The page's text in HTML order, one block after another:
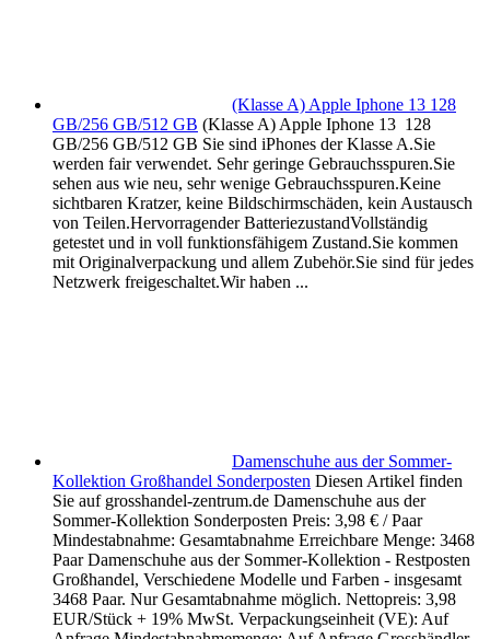
(Klasse A) Apple Iphone 13 128
GB/256 GB/512 GB (Klasse A) Apple Iphone 13 128
GB/256 GB/512 GB Sie sind iPhones der Klasse A.Sie
werden fair verwendet. Sehr geringe Gebrauchsspuren.Sie
sehen aus wie neu, sehr wenige Gebrauchsspuren.Keine
sichtbaren Kratzer, keine Bildschirmschäden, kein Austausch
von Teilen.Hervorragender BatteriezustandVollständig
getestet und in voll funktionsfähigem Zustand.Sie kommen
mit Originalverpackung und allem Zubehör.Sie sind für jedes
Netzwerk freigeschaltet.Wir haben ...
Damenschuhe aus der Sommer-
Kollektion Großhandel Sonderposten Diesen Artikel finden
Sie auf grosshandel-zentrum.de Damenschuhe aus der
Sommer-Kollektion Sonderposten Preis: 3,98 € / Paar
Mindestabnahme: Gesamtabnahme Erreichbare Menge: 3468
Paar Damenschuhe aus der Sommer-Kollektion - Restposten
Großhandel, Verschiedene Modelle und Farben - insgesamt
3468 Paar. Nur Gesamtabnahme möglich. Nettopreis: 3,98
EUR/Stück + 19% MwSt. Verpackungseinheit (VE): Auf